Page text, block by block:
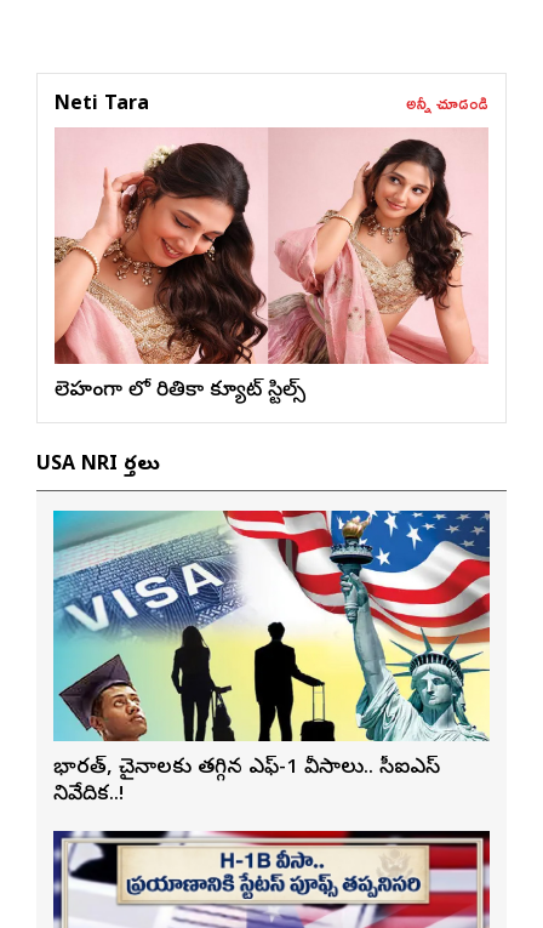
Neti Tara అన్నీ చూడండి
లెహంగా లో రితికా క్యూట్ స్టిల్స్
USA NRI వార్తలు
భారత్, చైనాలకు తగ్గిన ఎఫ్-1 వీసాలు.. సీఐఎస్
నివేదిక..!